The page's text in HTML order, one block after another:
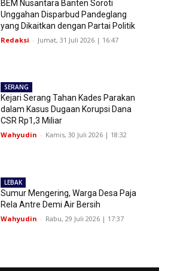
BEM Nusantara Banten Soroti
Unggahan Disparbud Pandeglang
yang Dikaitkan dengan Partai Politik
Redaksi - Jumat, 31 Juli 2026 | 16:47
SERANG
Kejari Serang Tahan Kades Parakan
dalam Kasus Dugaan Korupsi Dana
CSR Rp1,3 Miliar
Wahyudin - Kamis, 30 Juli 2026 | 18:32
LEBAK
Sumur Mengering, Warga Desa Paja
Rela Antre Demi Air Bersih
Wahyudin - Rabu, 29 Juli 2026 | 17:37